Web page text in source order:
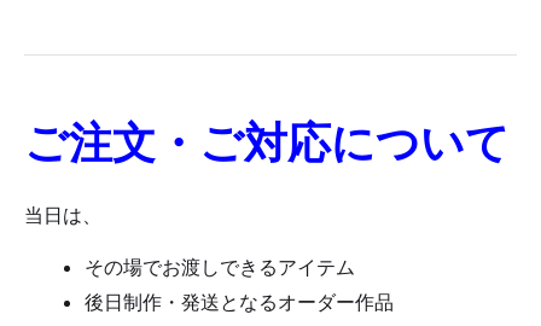
ご注文・ご対応について
当日は、
その場でお渡しできるアイテム
後日制作・発送となるオーダー作品